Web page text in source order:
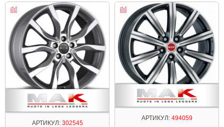
АРТИКУЛ:302545
АРТИКУЛ:494059